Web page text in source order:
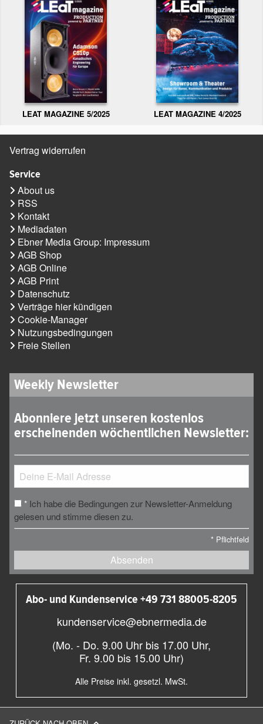
LEAT MAGAZINE 5/2025 LEAT MAGAZINE 4/2025
Vertrag widerrufen
Service
About us
RSS
Kontakt
Mediadaten
Ebner Media Group: Impressum
AGB Shop
AGB Online
AGB Print
Datenschutz
Verträge hier kündigen
Cookie-Manager
Nutzungsbedingungen
Freie Stellen
Weekly Newsletter
Abonniere jetzt unseren kostenlos
erscheinenden wöchentlichen Newsletter:
* Ich habe die Bedingungen zur Newsletter-Anmeldung
gelesen und stimme diesen zu.
* Pflichtfeld
Absenden
Abo- und Kundenservice +49 731 88005-8205
kundenservice@ebnermedia.de
(Mo. - Do. 9.00 Uhr bis 17.00 Uhr,
Fr. 9.00 bis 15.00 Uhr)
Alle Preise inkl. gesetzl. MwSt.